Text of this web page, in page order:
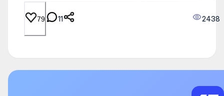
79 11 2438